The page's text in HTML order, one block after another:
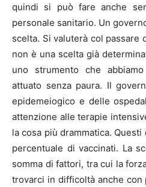
quindi si può fare anche
personale sanitario. Un
scelta. Si valuterà col passare
non è una scelta già
uno strumento che
attuato senza paura. Il
epidemeiogico e delle
attenzione alle terapie
la cosa più drammatica.
percentuale di vaccinati. La
somma di fattori, tra cui la
trovarci in difficoltà anche con